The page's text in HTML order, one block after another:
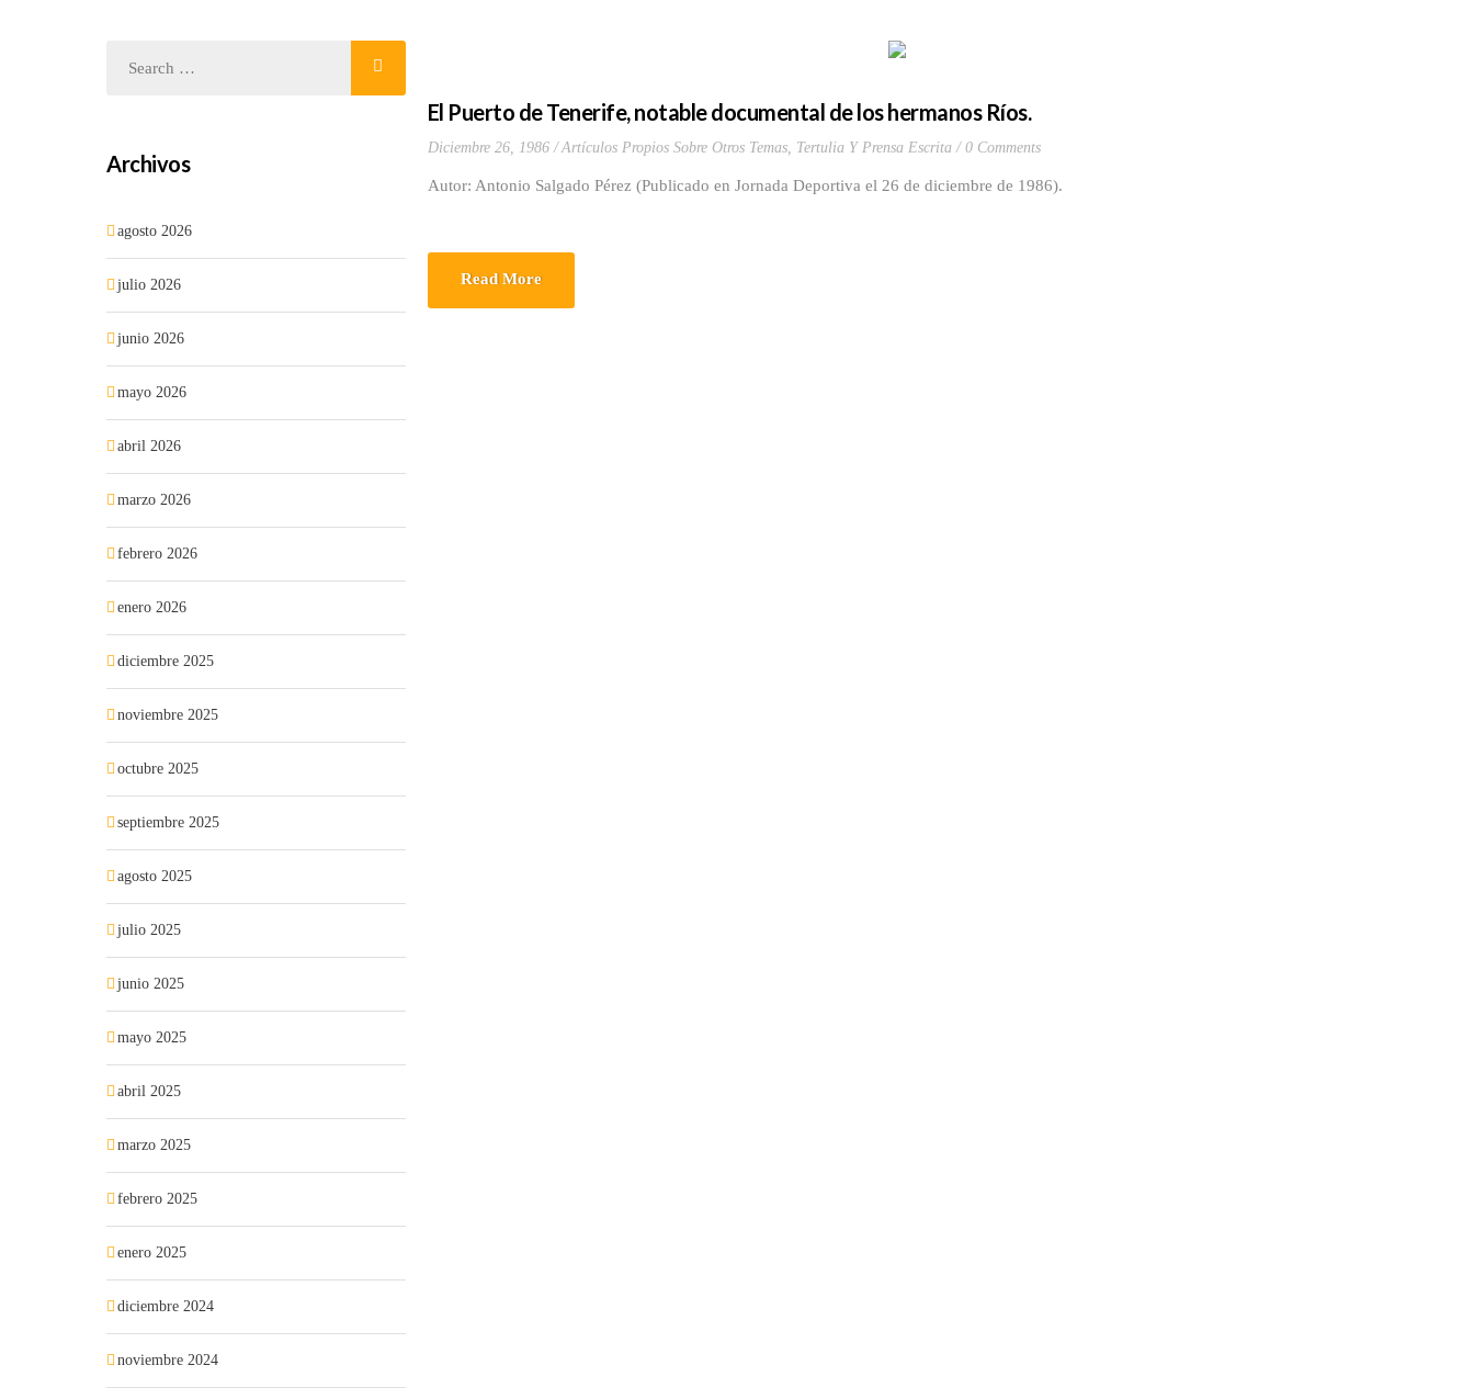
El Puerto de Tenerife, notable documental de los hermanos Ríos.
Diciembre 26, 1986 Artículos Propios Sobre Otros Temas, Tertulia Y Prensa Escrita 0 Comments
Autor: Antonio Salgado Pérez (Publicado en Jornada Deportiva el 26 de diciembre de 1986).
Read More
Archivos
agosto 2026
julio 2026
junio 2026
mayo 2026
abril 2026
marzo 2026
febrero 2026
enero 2026
diciembre 2025
noviembre 2025
octubre 2025
septiembre 2025
agosto 2025
julio 2025
junio 2025
mayo 2025
abril 2025
marzo 2025
febrero 2025
enero 2025
diciembre 2024
noviembre 2024